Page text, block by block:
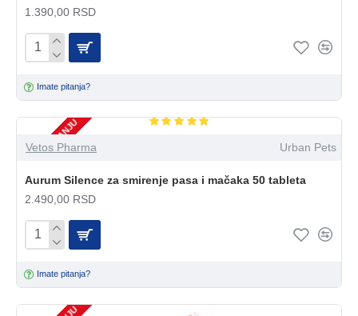
1.390,00 RSD
Imate pitanja?
NEMA NA STANJU
Vetos Pharma Urban Pets
Aurum Silence za smirenje pasa i mačaka 50 tableta
2.490,00 RSD
Imate pitanja?